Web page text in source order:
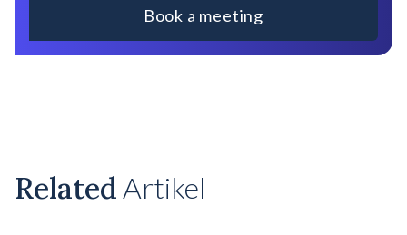
Book a meeting
RelatedArtikel